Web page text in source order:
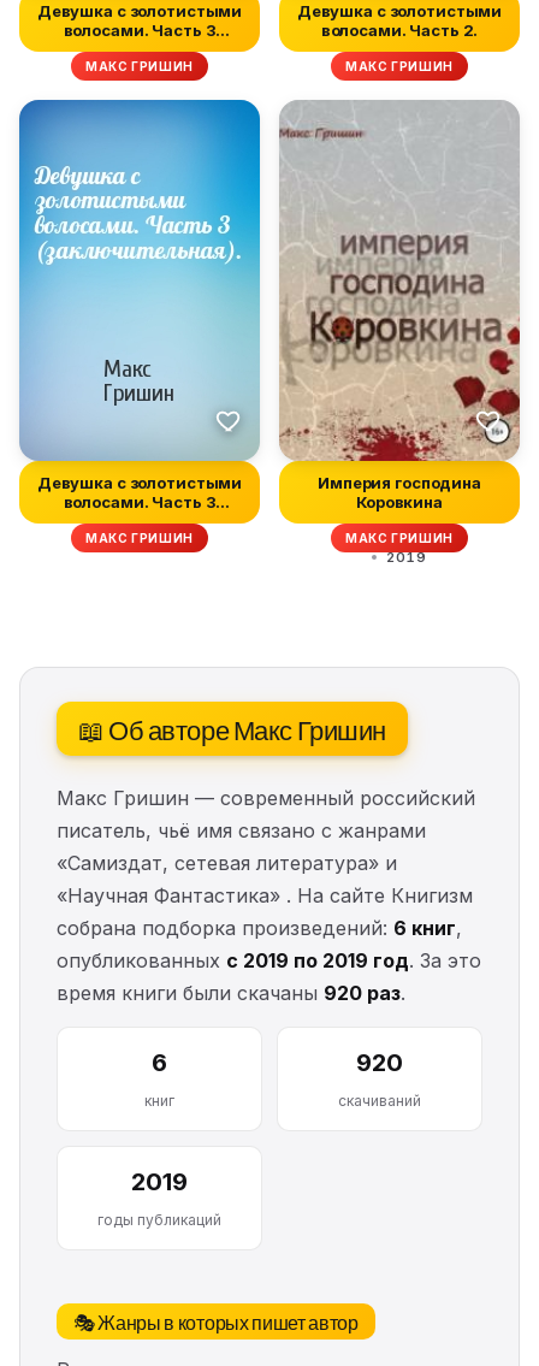
Девушка с золотистыми
волосами. Часть 3
(заключите...
МАКС ГРИШИН
Девушка с золотистыми
волосами. Часть 2.
МАКС ГРИШИН
Девушка с золотистыми
волосами. Часть 3
(заключите...
МАКС ГРИШИН
Империя господина
Коровкина
МАКС ГРИШИН
2019
📖 Об авторе Макс Гришин
Макс Гришин — современный российский
писатель, чьё имя связано с жанрами
«Самиздат, сетевая литература» и
«Научная Фантастика» . На сайте Книгизм
собрана подборка произведений: 6 книг,
опубликованных с 2019 по 2019 год. За это
время книги были скачаны 920 раз.
6
книг
920
скачиваний
2019
годы публикаций
🎭 Жанры в которых пишет автор